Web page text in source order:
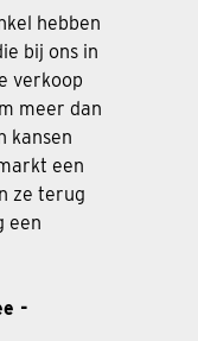
hebben
bij ons in
verkoop
meer dan
kansen
een
ze terug
een
-